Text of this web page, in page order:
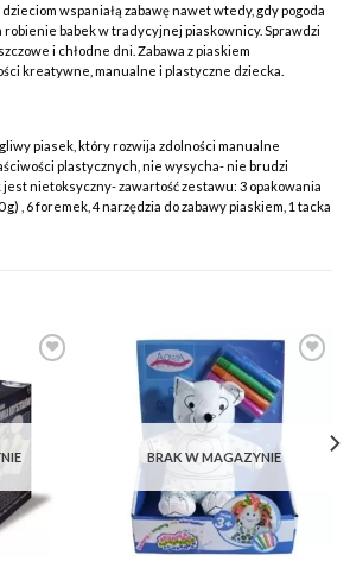
wspaniałą zabawę nawet wtedy, gdy pogoda
robienie babek w tradycyjnej piaskownicy. Sprawdzi
i chłodne dni. Zabawa z piaskiem
kreatywne, manualne i plastyczne dziecka.
piasek, który rozwija zdolności manualne
plastycznych, nie wysycha- nie brudzi
nietoksyczny- zawartość zestawu: 3 opakowania
, 6 foremek, 4 narzędzia do zabawy piaskiem, 1 tacka
Wishlist
Wishlist
BRAK W MAGAZYNIE